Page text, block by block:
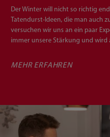
Der Winter will nicht so richtig
Tatendurst-Ideen, die man auch
versuchen wir uns an ein paar
immer unsere Stärkung und wird
MEHR ERFAHREN